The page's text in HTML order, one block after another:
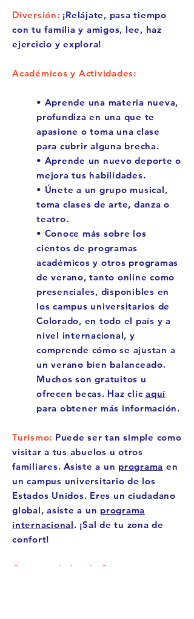
Diversión: ¡Relájate, pasa tiempo
con tu familia y amigos, lee, haz
ejercicio y explora!
Académicos y Actividades:
• Aprende una materia nueva,
profundiza en una que te
apasione o toma una clase
para cubrir alguna brecha.
• Aprende un nuevo deporte o
mejora tus habilidades.
• Únete a un grupo musical,
toma clases de arte, danza o
teatro.
• Conoce más sobre los
cientos de programas
académicos y otros programas
de verano, tanto online como
presenciales, disponibles en
los campus universitarios de
Colorado, en todo el país y a
nivel internacional, y
comprende cómo se ajustan a
un verano bien balanceado.
Muchos son gratuitos u
ofrecen becas. Haz clic aquí
para obtener más información.
Turismo: Puede ser tan simple como
visitar a tus abuelos u otros
familiares. Asiste a un programa en
un campus universitario de los
Estados Unidos. Eres un ciudadano
global, asiste a un programa
internacional. ¡Sal de tu zona de
confort!
Oportunidades de Carrera